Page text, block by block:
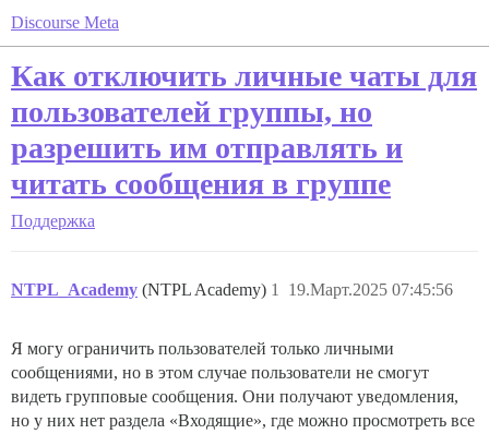
Discourse Meta
Как отключить личные чаты для
пользователей группы, но
разрешить им отправлять и
читать сообщения в группе
Поддержка
NTPL_Academy (NTPL Academy) 19.Март.2025 07:45:56
1
Я могу ограничить пользователей только личными
сообщениями, но в этом случае пользователи не смогут
видеть групповые сообщения. Они получают уведомления,
но у них нет раздела «Входящие», где можно просмотреть все